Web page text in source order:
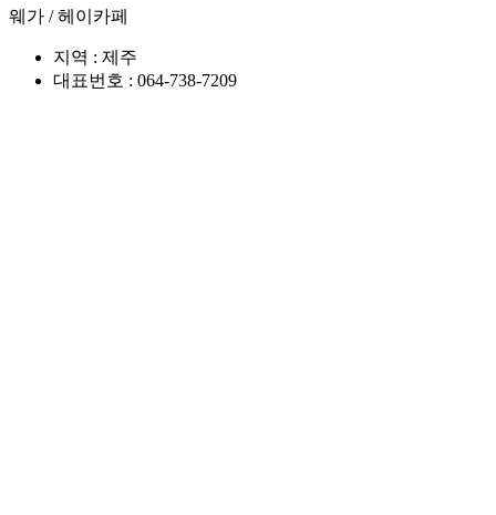
웨가 /헤이카페
지역 : 제주
대표번호 : 064-738-7209